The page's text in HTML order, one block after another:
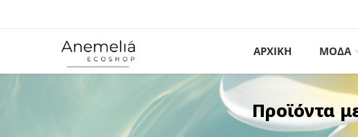
ΑΡΧΙΚΗ ΜΟΔΑ
Προϊόντα